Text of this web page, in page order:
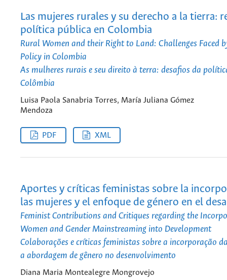
Las mujeres rurales y su derecho a la tierra:
política pública en Colombia
Rural Women and their Right to Land: Challenges Faced
Policy in Colombia
As mulheres rurais e seu direito à terra: desafios da
Colômbia
Luisa Paola Sanabria Torres, María Juliana Gómez
Mendoza
PDF XML
Aportes y críticas feministas sobre la
las mujeres y el enfoque de género en el
Feminist Contributions and Critiques regarding the
Women and Gender Mainstreaming into Development
Colaborações e críticas feministas sobre a incorporação
a abordagem de gênero no desenvolvimento
Diana Maria Montealegre Mongrovejo